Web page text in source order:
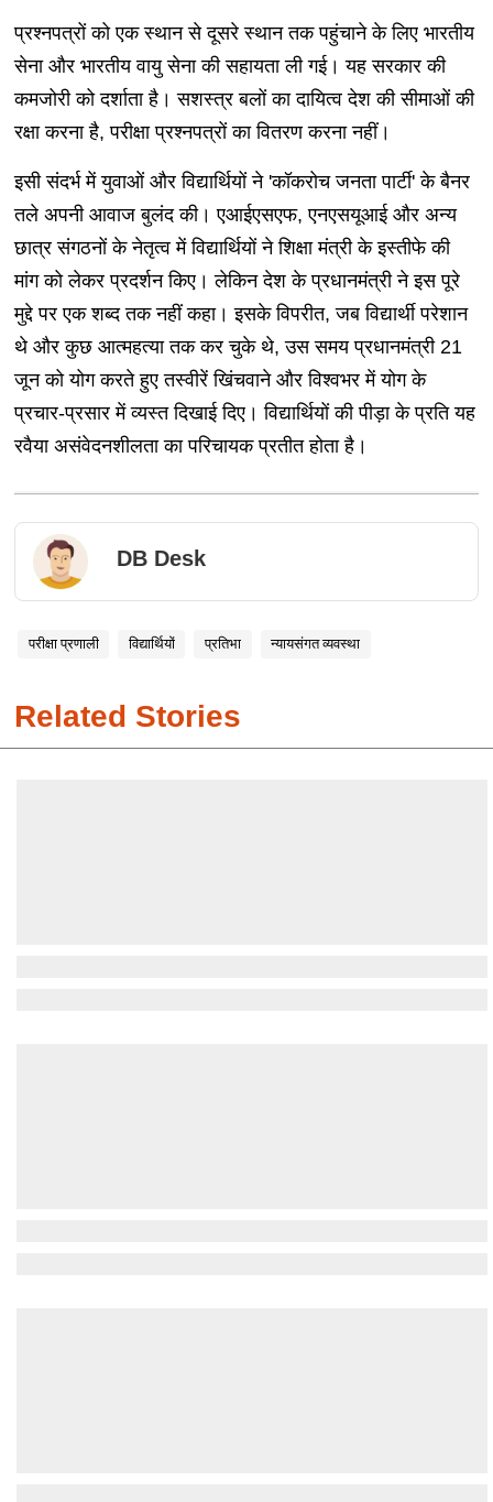
प्रश्नपत्रों को एक स्थान से दूसरे स्थान तक पहुंचाने के लिए भारतीय
सेना और भारतीय वायु सेना की सहायता ली गई। यह सरकार की
कमजोरी को दर्शाता है। सशस्त्र बलों का दायित्व देश की सीमाओं की
रक्षा करना है, परीक्षा प्रश्नपत्रों का वितरण करना नहीं।
इसी संदर्भ में युवाओं और विद्यार्थियों ने 'कॉकरोच जनता पार्टी' के बैनर
तले अपनी आवाज बुलंद की। एआईएसएफ, एनएसयूआई और अन्य
छात्र संगठनों के नेतृत्व में विद्यार्थियों ने शिक्षा मंत्री के इस्तीफे की
मांग को लेकर प्रदर्शन किए। लेकिन देश के प्रधानमंत्री ने इस पूरे
मुद्दे पर एक शब्द तक नहीं कहा। इसके विपरीत, जब विद्यार्थी परेशान
थे और कुछ आत्महत्या तक कर चुके थे, उस समय प्रधानमंत्री 21
जून को योग करते हुए तस्वीरें खिंचवाने और विश्वभर में योग के
प्रचार-प्रसार में व्यस्त दिखाई दिए। विद्यार्थियों की पीड़ा के प्रति यह
रवैया असंवेदनशीलता का परिचायक प्रतीत होता है।
DB Desk
परीक्षा प्रणाली विद्यार्थियों प्रतिभा न्यायसंगत व्यवस्था
Related Stories